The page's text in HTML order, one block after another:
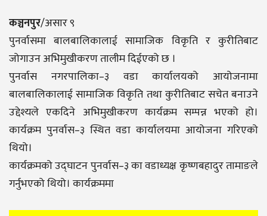
कञ्चनपुर/असार ९
पुनर्वासमा बालबालिकालाई सामाजिक विकृति र कुरीतिबाट
जोगाउन अभिमुखीकरण तालीम दिईएको छ ।
पुनर्वास नगरपालिका–३ वडा कार्यालयको आयोजनामा
बालबालिकालाई सामाजिक विकृति तथा कुरीतिबाट सचेत बनाउने
उद्देश्यले एकदिने अभिमुखीकरण कार्यक्रम सम्पन्न भएको हो।
कार्यक्रम पुनर्वास–३ स्थित वडा कार्यालयमा आयोजना गरिएको
थियो।
कार्यक्रमको उद्घाटन पुनर्वास–३ का वडाध्यक्ष कृष्णबहादुर तामाङले
गर्नुभएको थियो। कार्यक्रममा